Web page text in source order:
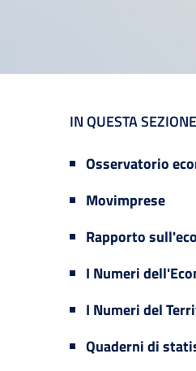
IN QUESTA SEZIONE
Osservatorio
Movimprese
Rapporto
I Numeri
I Numeri del
Quaderni di